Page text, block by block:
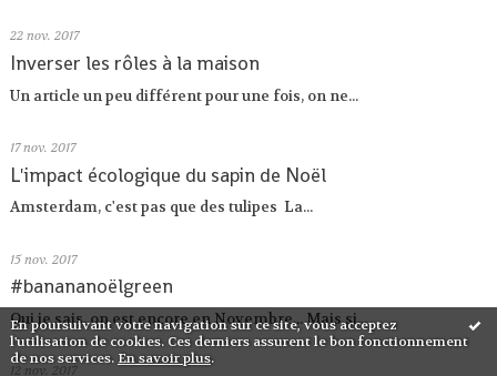
En poursuivant votre navigation sur ce site, vous acceptez
l'utilisation de cookies. Ces derniers assurent le bon fonctionnement
de nos services. En savoir plus.
22 nov. 2017
Inverser les rôles à la maison
Un article un peu différent pour une fois, on ne...
17 nov. 2017
L'impact écologique du sapin de Noël
Amsterdam, c'est pas que des tulipes La...
15 nov. 2017
#banananoëlgreen
Oui je sais, on est encore en Novembre... Mais si...
12 nov. 2017